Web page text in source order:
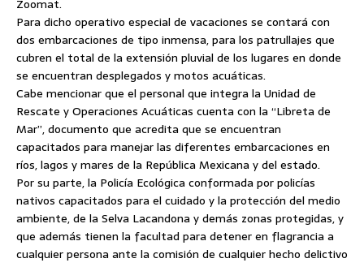
Zoomat.
Para dicho operativo especial de vacaciones se contará con
dos embarcaciones de tipo inmensa, para los patrullajes que
cubren el total de la extensión pluvial de los lugares en donde
se encuentran desplegados y motos acuáticas.
Cabe mencionar que el personal que integra la Unidad de
Rescate y Operaciones Acuáticas cuenta con la “Libreta de
Mar”, documento que acredita que se encuentran
capacitados para manejar las diferentes embarcaciones en
ríos, lagos y mares de la República Mexicana y del estado.
Por su parte, la Policía Ecológica conformada por policías
nativos capacitados para el cuidado y la protección del medio
ambiente, de la Selva Lacandona y demás zonas protegidas, y
que además tienen la facultad para detener en flagrancia a
cualquier persona ante la comisión de cualquier hecho delictivo